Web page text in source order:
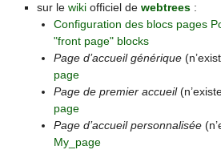
sur le wikiofficiel de webtrees:
Configuration des blocs pages
"front page" blocks
Page d’accueil générique
page
Page de premier accueil
page
Page d’accueil personnalisée
My_page